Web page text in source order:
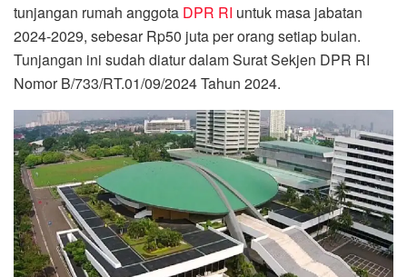
tunjangan rumah anggota DPR RI untuk masa jabatan
2024-2029, sebesar Rp50 juta per orang setiap bulan.
Tunjangan ini sudah diatur dalam Surat Sekjen DPR RI
Nomor B/733/RT.01/09/2024 Tahun 2024.